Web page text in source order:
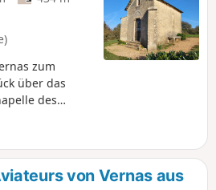
zum
über das
des
ins
des
von Vernas aus